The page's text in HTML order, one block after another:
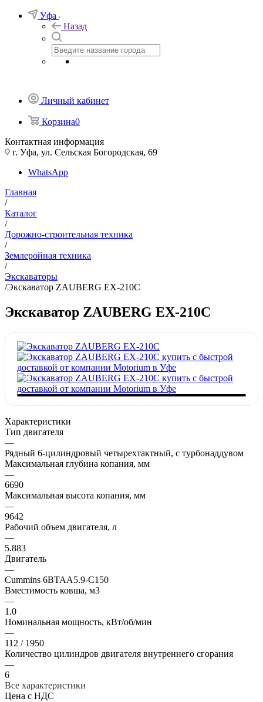
Уфа
Назад
Личный кабинет
Корзина0
Контактная информация
г. Уфа, ул. Сельская Богородская, 69
WhatsApp
Главная
/
Каталог
/
Дорожно-строительная техника
/
Землеройная техника
/
Экскаваторы
/Экскаватор ZAUBERG EX-210C
Экскаватор ZAUBERG EX-210C
Характеристики
Тип двигателя
—
Рядный 6-цилиндровый четырехтактный, с турбонаддувом
Максимальная глубина копания, мм
—
6690
Максимальная высота копания, мм
—
9642
Рабочий объем двигателя, л
—
5.883
Двигатель
—
Cummins 6BTAA5.9-C150
Вместимость ковша, м3
—
1.0
Номинальная мощность, кВт/об/мин
—
112 / 1950
Количество цилиндров двигателя внутреннего сгорания
—
6
Все характеристики
Цена с НДС